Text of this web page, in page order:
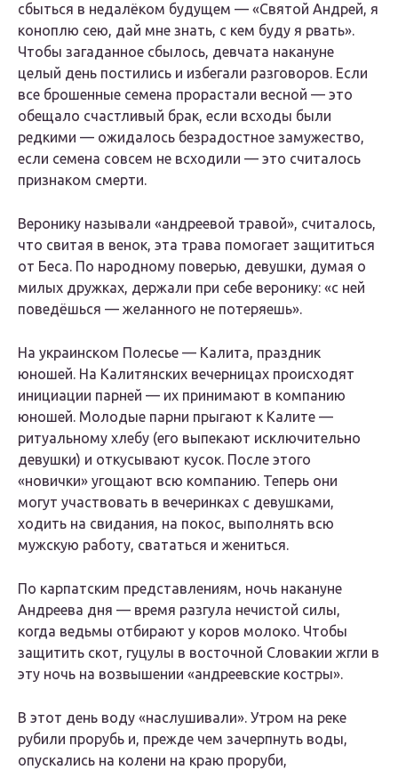
сбыться в недалёком будущем — «Святой Андрей, я
коноплю сею, дай мне знать, с кем буду я рвать».
Чтобы загаданное сбылось, девчата накануне
целый день постились и избегали разговоров. Если
все брошенные семена прорастали весной — это
обещало счастливый брак, если всходы были
редкими — ожидалось безрадостное замужество,
если семена совсем не всходили — это считалось
признаком смерти.
Веронику называли «андреевой травой», считалось,
что свитая в венок, эта трава помогает защититься
от Беса. По народному поверью, девушки, думая о
милых дружках, держали при себе веронику: «с ней
поведёшься — желанного не потеряешь».
На украинском Полесье — Калита, праздник
юношей. На Калитянских вечерницах происходят
инициации парней — их принимают в компанию
юношей. Молодые парни прыгают к Калите —
ритуальному хлебу (его выпекают исключительно
девушки) и откусывают кусок. После этого
«новички» угощают всю компанию. Теперь они
могут участвовать в вечеринках с девушками,
ходить на свидания, на покос, выполнять всю
мужскую работу, свататься и жениться.
По карпатским представлениям, ночь накануне
Андреева дня — время разгула нечистой силы,
когда ведьмы отбирают у коров молоко. Чтобы
защитить скот, гуцулы в восточной Словакии жгли в
эту ночь на возвышении «андреевские костры».
В этот день воду «наслушивали». Утром на реке
рубили прорубь и, прежде чем зачерпнуть воды,
опускались на колени на краю проруби,